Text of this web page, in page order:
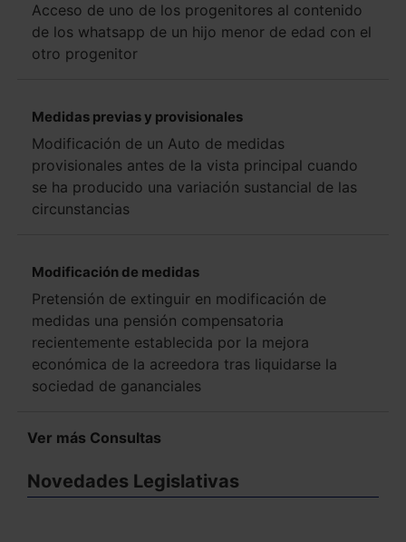
Acceso de uno de los progenitores al contenido
de los whatsapp de un hijo menor de edad con el
otro progenitor
Medidas previas y provisionales
Modificación de un Auto de medidas
provisionales antes de la vista principal cuando
se ha producido una variación sustancial de las
circunstancias
Modificación de medidas
Pretensión de extinguir en modificación de
medidas una pensión compensatoria
recientemente establecida por la mejora
económica de la acreedora tras liquidarse la
sociedad de gananciales
Ver más Consultas
Novedades Legislativas